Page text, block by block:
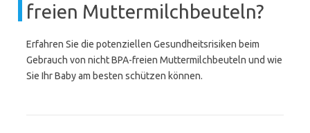
freien Muttermilchbeuteln?
Erfahren Sie die potenziellen Gesundheitsrisiken beim
Gebrauch von nicht BPA-freien Muttermilchbeuteln und wie
Sie Ihr Baby am besten schützen können.